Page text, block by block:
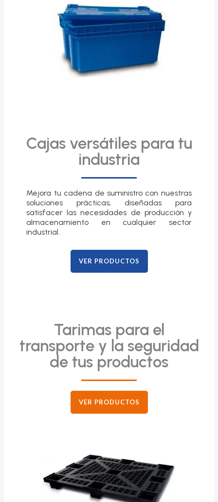
Cajas versátiles para tu
industria
Mejora tu cadena de suministro con nuestras
soluciones prácticas, diseñadas para
satisfacer las necesidades de producción y
almacenamiento en cualquier sector
industrial.
VER PRODUCTOS
Tarimas para el
transporte y la seguridad
de tus productos
VER PRODUCTOS